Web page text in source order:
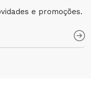
e promoções.